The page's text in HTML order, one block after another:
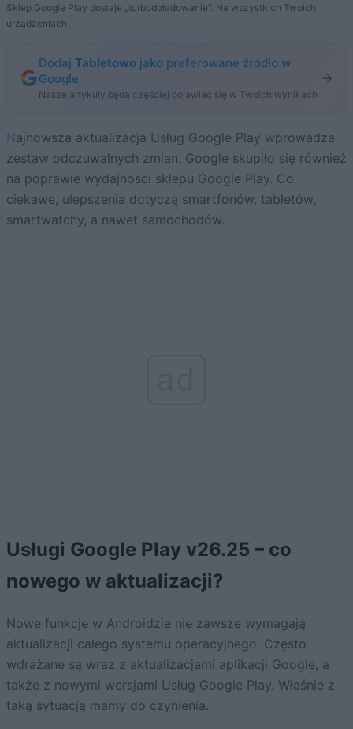
Sklep Google Play dostaje „turbodoładowanie”. Na wszystkich Twoich
urządzeniach
Dodaj Tabletowo jako preferowane źródło w
Google
Nasze artykuły będą częściej pojawiać się w Twoich wynikach
Najnowsza aktualizacja Usług Google Play wprowadza
zestaw odczuwalnych zmian. Google skupiło się również
na poprawie wydajności sklepu Google Play. Co
ciekawe, ulepszenia dotyczą smartfonów, tabletów,
smartwatchy, a nawet samochodów.
Usługi Google Play v26.25 – co
nowego w aktualizacji?
Nowe funkcje w Androidzie nie zawsze wymagają
aktualizacji całego systemu operacyjnego. Często
wdrażane są wraz z aktualizacjami aplikacji Google, a
także z nowymi wersjami Usług Google Play. Właśnie z
taką sytuacją mamy do czynienia.